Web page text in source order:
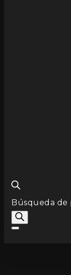
Búsqueda